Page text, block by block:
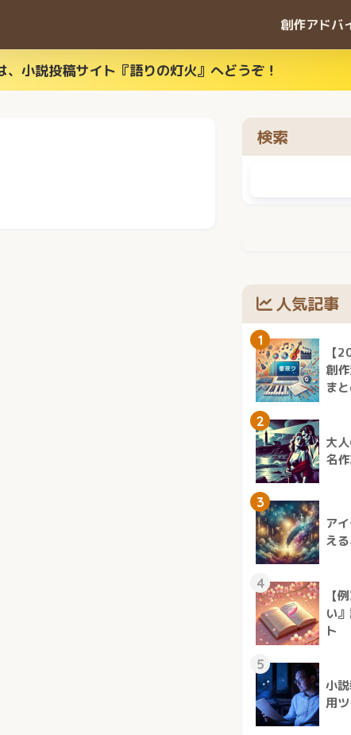
創作アドバ
小説投稿サイト『語りの灯火』へどうぞ！
検索
人気記事
1
【
創
ま
2
大
名
3
ア
え
4
【
い
ト
5
小
用